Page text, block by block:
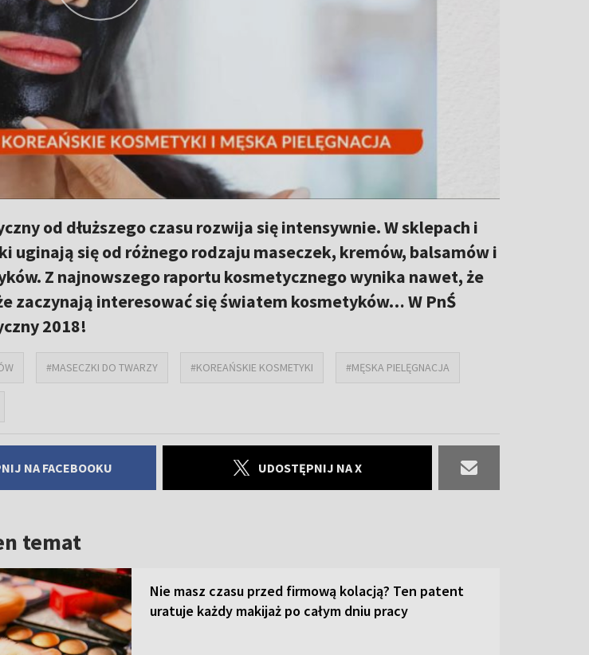
od dłuższego czasu rozwija się intensywnie. W sklepach i
uginają się od różnego rodzaju maseczek, kremów, balsamów i
Z najnowszego raportu kosmetycznego wynika nawet, że
zaczynają interesować się światem kosmetyków… W PnŚ
2018!
#MASECZKI DO TWARZY #KOREAŃSKIE KOSMETYKI #MĘSKA PIELĘGNACJA
NA FACEBOOKU UDOSTĘPNIJ NA X
temat
Nie masz czasu przed firmową kolacją? Ten patent
uratuje każdy makijaż po całym dniu pracy